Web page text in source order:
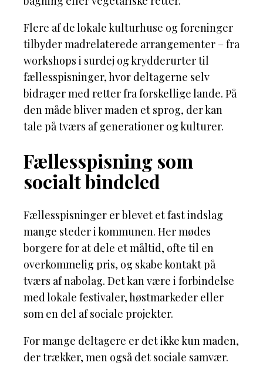
Flere af de lokale kulturhuse og foreninger
tilbyder madrelaterede arrangementer – fra
workshops i surdej og krydderurter til
fællesspisninger, hvor deltagerne selv
bidrager med retter fra forskellige lande. På
den måde bliver maden et sprog, der kan
tale på tværs af generationer og kulturer.
Fællesspisning som
socialt bindeled
Fællesspisninger er blevet et fast indslag
mange steder i kommunen. Her mødes
borgere for at dele et måltid, ofte til en
overkommelig pris, og skabe kontakt på
tværs af nabolag. Det kan være i forbindelse
med lokale festivaler, høstmarkeder eller
som en del af sociale projekter.
For mange deltagere er det ikke kun maden,
der trækker, men også det sociale samvær.